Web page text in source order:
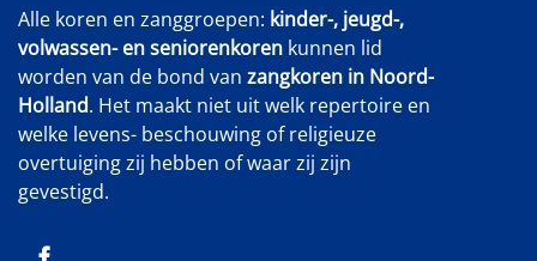
Alle koren en zanggroepen: kinder-, jeugd-,
volwassen- en seniorenkoren kunnen lid
worden van de bond van zangkoren in Noord-
Holland. Het maakt niet uit welk repertoire en
welke levens- beschouwing of religieuze
overtuiging zij hebben of waar zij zijn
gevestigd.